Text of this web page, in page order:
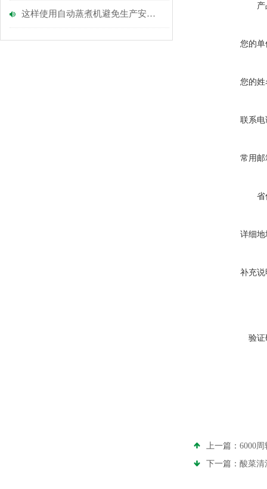
这样使用自动蒸煮机避免生产安全隐患
您的单
您的姓
联系电
常用邮
省
详细地
补充说
验证
上一篇： 6000
下一篇： 酸菜清